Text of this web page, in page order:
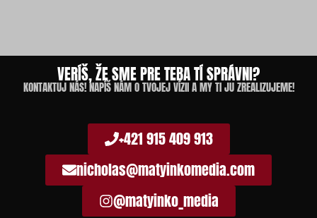
VERÍŠ, ŽE SME PRE TEBA TÍ SPRÁVNI?
KONTAKTUJ NÁS! NAPÍŠ NÁM O TVOJEJ VÍZII A MY TI JU ZREALIZUJEME!
+421 915 409 913
nicholas@matyinkomedia.com
@matyinko_media